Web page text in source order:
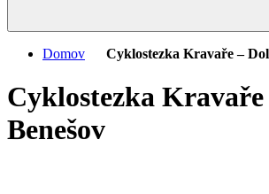
Domov Cyklostezka Kravaře –
Cyklostezka
Benešov